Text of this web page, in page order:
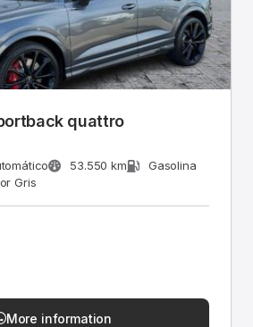
quattro
53.550 km
Gasolina
Gris
More information